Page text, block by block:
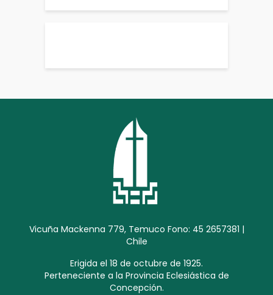
Vicuña Mackenna 779, Temuco Fono: 45 2657381 |
Chile
Erigida el 18 de octubre de 1925.
Perteneciente a la Provincia Eclesiástica de
Concepción.